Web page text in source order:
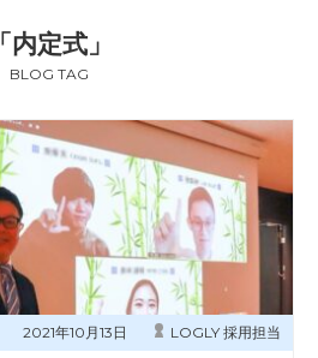
「内定式」
BLOG TAG
2021年10月13日 LOGLY 採用担当